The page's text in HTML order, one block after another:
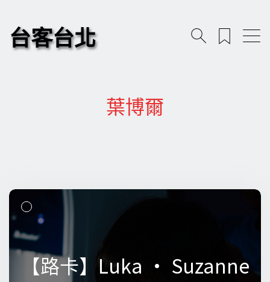
台客台北
葉博爾
【路卡】Luka • Suzanne
【路卡】Luka • Suzanne